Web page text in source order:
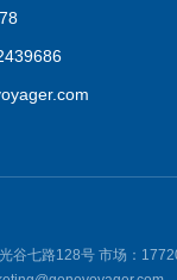
谷七路128号 市场：